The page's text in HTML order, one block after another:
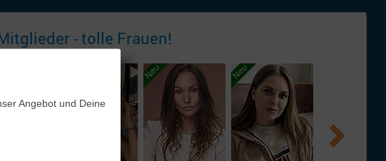
- tolle Frauen!
Angebot und Deine